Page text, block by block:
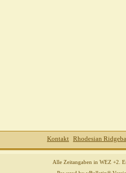
Kontakt Rhodesian
Alle Zeitangaben in WEZ +2.